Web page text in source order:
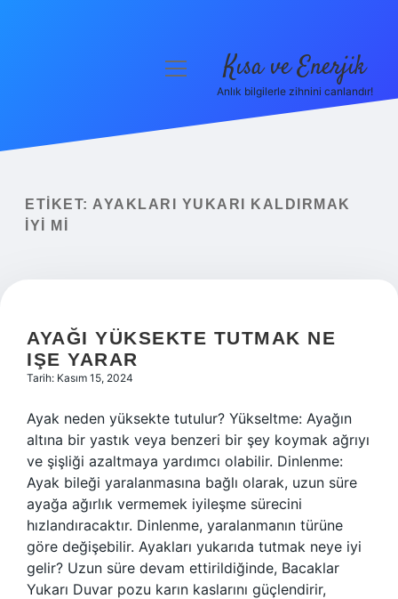
Yasal Uyarı
menüyü
Kısa ve Enerjik
Anlık bilgilerle zihnini canlandır!
ETIKET: AYAKLARI YUKARI KALDIRMAK
IYI MI
AYAĞI YÜKSEKTE TUTMAK NE
IŞE YARAR
Tarih: Kasım 15, 2024
Ayak neden yüksekte tutulur? Yükseltme: Ayağın
altına bir yastık veya benzeri bir şey koymak ağrıyı
ve şişliği azaltmaya yardımcı olabilir. Dinlenme:
Ayak bileği yaralanmasına bağlı olarak, uzun süre
ayağa ağırlık vermemek iyileşme sürecini
hızlandıracaktır. Dinlenme, yaralanmanın türüne
göre değişebilir. Ayakları yukarıda tutmak neye iyi
gelir? Uzun süre devam ettirildiğinde, Bacaklar
Yukarı Duvar pozu karın kaslarını güçlendirir,